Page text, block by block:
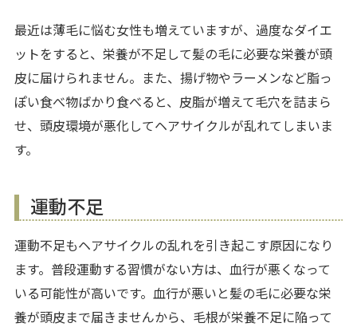
最近は薄毛に悩む女性も増えていますが、過度なダイエ
ットをすると、栄養が不足して髪の毛に必要な栄養が頭
皮に届けられません。また、揚げ物やラーメンなど脂っ
ぽい食べ物ばかり食べると、皮脂が増えて毛穴を詰まら
せ、頭皮環境が悪化してヘアサイクルが乱れてしまいま
す。
運動不足
運動不足もヘアサイクルの乱れを引き起こす原因になり
ます。普段運動する習慣がない方は、血行が悪くなって
いる可能性が高いです。血行が悪いと髪の毛に必要な栄
養が頭皮まで届きませんから、毛根が栄養不足に陥って